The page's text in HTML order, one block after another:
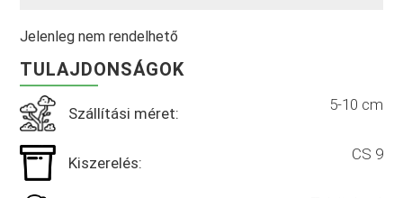
Jelenleg nem rendelhető
TULAJDONSÁGOK
Szállítási méret: 5-10 cm
Kiszerelés: CS 9